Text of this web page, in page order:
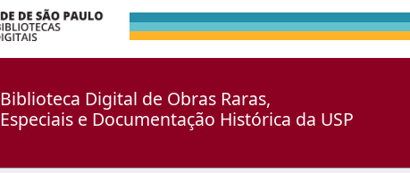
Biblioteca Digital de Obras Raras,
Especiais e Documentação Histórica da USP